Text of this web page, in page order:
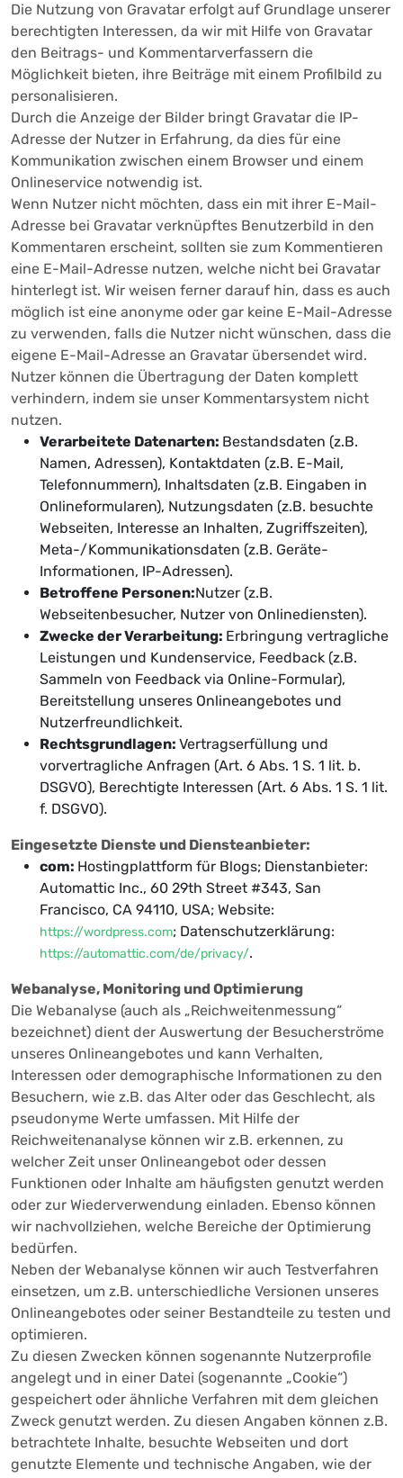
Die Nutzung von Gravatar erfolgt auf Grundlage unserer
berechtigten Interessen, da wir mit Hilfe von Gravatar
den Beitrags- und Kommentarverfassern die
Möglichkeit bieten, ihre Beiträge mit einem Profilbild zu
personalisieren.
Durch die Anzeige der Bilder bringt Gravatar die IP-
Adresse der Nutzer in Erfahrung, da dies für eine
Kommunikation zwischen einem Browser und einem
Onlineservice notwendig ist.
Wenn Nutzer nicht möchten, dass ein mit ihrer E-Mail-
Adresse bei Gravatar verknüpftes Benutzerbild in den
Kommentaren erscheint, sollten sie zum Kommentieren
eine E-Mail-Adresse nutzen, welche nicht bei Gravatar
hinterlegt ist. Wir weisen ferner darauf hin, dass es auch
möglich ist eine anonyme oder gar keine E-Mail-Adresse
zu verwenden, falls die Nutzer nicht wünschen, dass die
eigene E-Mail-Adresse an Gravatar übersendet wird.
Nutzer können die Übertragung der Daten komplett
verhindern, indem sie unser Kommentarsystem nicht
nutzen.
Verarbeitete Datenarten: Bestandsdaten (z.B.
Namen, Adressen), Kontaktdaten (z.B. E-Mail,
Telefonnummern), Inhaltsdaten (z.B. Eingaben in
Onlineformularen), Nutzungsdaten (z.B. besuchte
Webseiten, Interesse an Inhalten, Zugriffszeiten),
Meta-/Kommunikationsdaten (z.B. Geräte-
Informationen, IP-Adressen).
Betroffene Personen:Nutzer (z.B.
Webseitenbesucher, Nutzer von Onlinediensten).
Zwecke der Verarbeitung: Erbringung vertragliche
Leistungen und Kundenservice, Feedback (z.B.
Sammeln von Feedback via Online-Formular),
Bereitstellung unseres Onlineangebotes und
Nutzerfreundlichkeit.
Rechtsgrundlagen: Vertragserfüllung und
vorvertragliche Anfragen (Art. 6 Abs. 1 S. 1 lit. b.
DSGVO), Berechtigte Interessen (Art. 6 Abs. 1 S. 1 lit.
f. DSGVO).
Eingesetzte Dienste und Diensteanbieter:
com: Hostingplattform für Blogs; Dienstanbieter:
Automattic Inc., 60 29th Street #343, San
Francisco, CA 94110, USA; Website:
https://wordpress.com; Datenschutzerklärung:
https://automattic.com/de/privacy/.
Webanalyse, Monitoring und Optimierung
Die Webanalyse (auch als „Reichweitenmessung“
bezeichnet) dient der Auswertung der Besucherströme
unseres Onlineangebotes und kann Verhalten,
Interessen oder demographische Informationen zu den
Besuchern, wie z.B. das Alter oder das Geschlecht, als
pseudonyme Werte umfassen. Mit Hilfe der
Reichweitenanalyse können wir z.B. erkennen, zu
welcher Zeit unser Onlineangebot oder dessen
Funktionen oder Inhalte am häufigsten genutzt werden
oder zur Wiederverwendung einladen. Ebenso können
wir nachvollziehen, welche Bereiche der Optimierung
bedürfen.
Neben der Webanalyse können wir auch Testverfahren
einsetzen, um z.B. unterschiedliche Versionen unseres
Onlineangebotes oder seiner Bestandteile zu testen und
optimieren.
Zu diesen Zwecken können sogenannte Nutzerprofile
angelegt und in einer Datei (sogenannte „Cookie“)
gespeichert oder ähnliche Verfahren mit dem gleichen
Zweck genutzt werden. Zu diesen Angaben können z.B.
betrachtete Inhalte, besuchte Webseiten und dort
genutzte Elemente und technische Angaben, wie der